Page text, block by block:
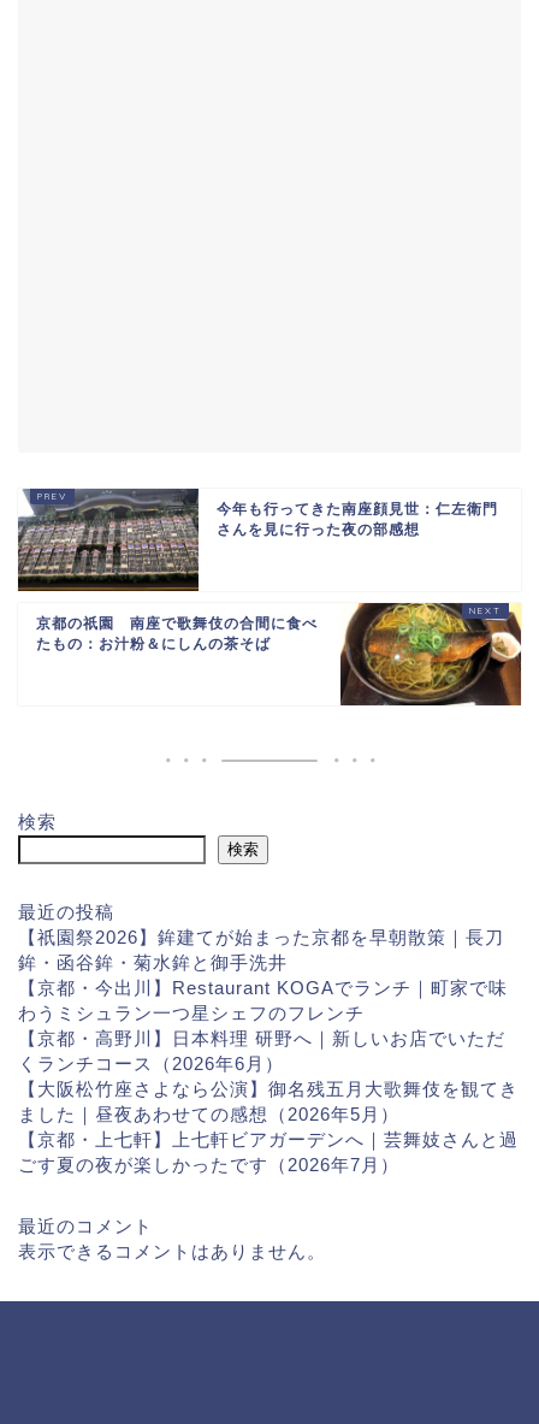
今年も行ってきた南座顔見世：仁左衛門
さんを見に行った夜の部感想
京都の祇園 南座で歌舞伎の合間に食べ
たもの：お汁粉＆にしんの茶そば
検索
検索
最近の投稿
【祇園祭2026】鉾建てが始まった京都を早朝散策｜長刀
鉾・函谷鉾・菊水鉾と御手洗井
【京都・今出川】Restaurant KOGAでランチ｜町家で味
わうミシュラン一つ星シェフのフレンチ
【京都・高野川】日本料理 研野へ｜新しいお店でいただ
くランチコース（2026年6月）
【大阪松竹座さよなら公演】御名残五月大歌舞伎を観てき
ました｜昼夜あわせての感想（2026年5月）
【京都・上七軒】上七軒ビアガーデンへ｜芸舞妓さんと過
ごす夏の夜が楽しかったです（2026年7月）
最近のコメント
表示できるコメントはありません。